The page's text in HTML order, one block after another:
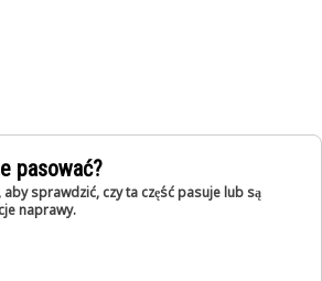
pasować?
sprawdzić, czy ta część pasuje lub są
naprawy.